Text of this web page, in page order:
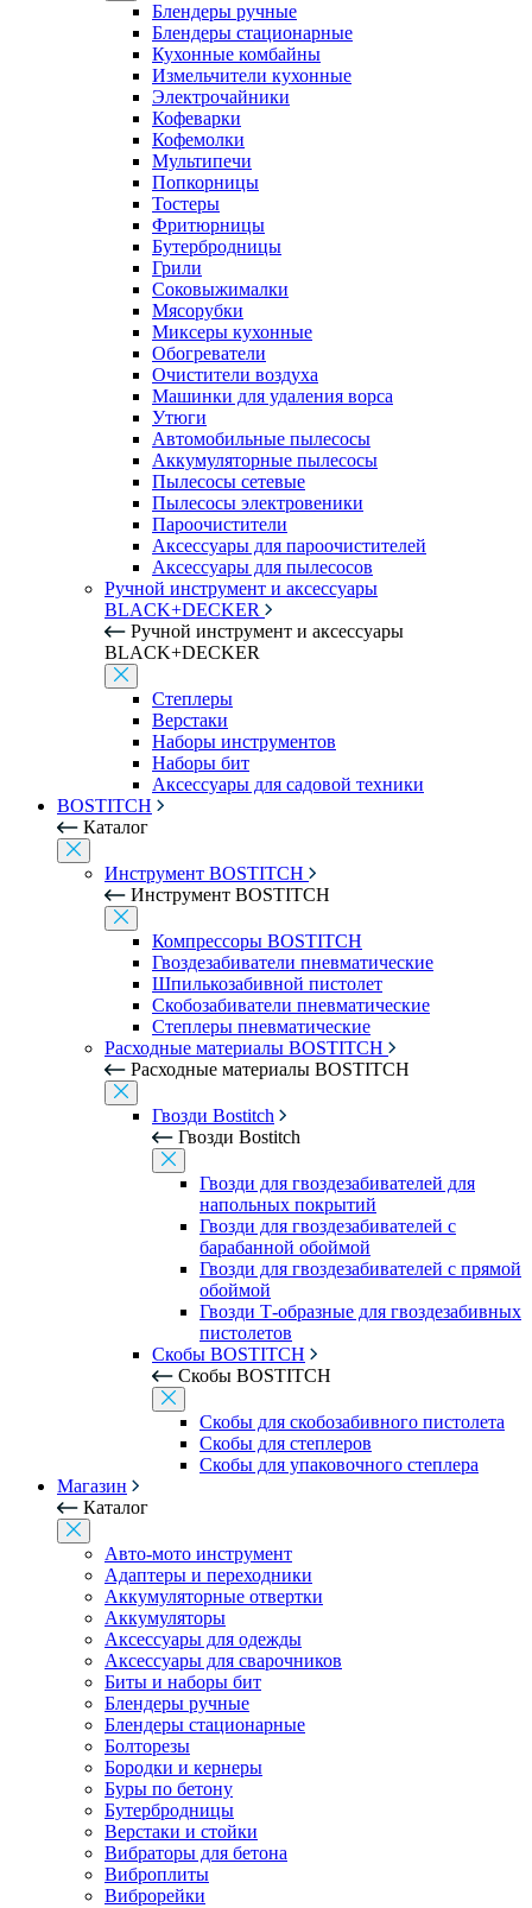
Блендеры ручные
Блендеры стационарные
Кухонные комбайны
Измельчители кухонные
Электрочайники
Кофеварки
Кофемолки
Мультипечи
Попкорницы
Тостеры
Фритюрницы
Бутербродницы
Грили
Соковыжималки
Мясорубки
Миксеры кухонные
Обогреватели
Очистители воздуха
Машинки для удаления ворса
Утюги
Автомобильные пылесосы
Аккумуляторные пылесосы
Пылесосы сетевые
Пылесосы электровеники
Пароочистители
Аксессуары для пароочистителей
Аксессуары для пылесосов
Ручной инструмент и аксессуары
BLACK+DECKER
Ручной инструмент и аксессуары
BLACK+DECKER
Степлеры
Верстаки
Наборы инструментов
Наборы бит
Аксессуары для садовой техники
BOSTITCH
Каталог
Инструмент BOSTITCH
Инструмент BOSTITCH
Компрессоры BOSTITCH
Гвоздезабиватели пневматические
Шпилькозабивной пистолет
Скобозабиватели пневматические
Степлеры пневматические
Расходные материалы BOSTITCH
Расходные материалы BOSTITCH
Гвозди Bostitch
Гвозди Bostitch
Гвозди для гвоздезабивателей для
напольных покрытий
Гвозди для гвоздезабивателей с
барабанной обоймой
Гвозди для гвоздезабивателей с прямой
обоймой
Гвозди Т-образные для гвоздезабивных
пистолетов
Скобы BOSTITCH
Скобы BOSTITCH
Скобы для скобозабивного пистолета
Скобы для степлеров
Скобы для упаковочного степлера
Магазин
Каталог
Авто-мото инструмент
Адаптеры и переходники
Аккумуляторные отвертки
Аккумуляторы
Аксессуары для одежды
Аксессуары для сварочников
Биты и наборы бит
Блендеры ручные
Блендеры стационарные
Болторезы
Бородки и кернеры
Буры по бетону
Бутербродницы
Верстаки и стойки
Вибраторы для бетона
Виброплиты
Виброрейки